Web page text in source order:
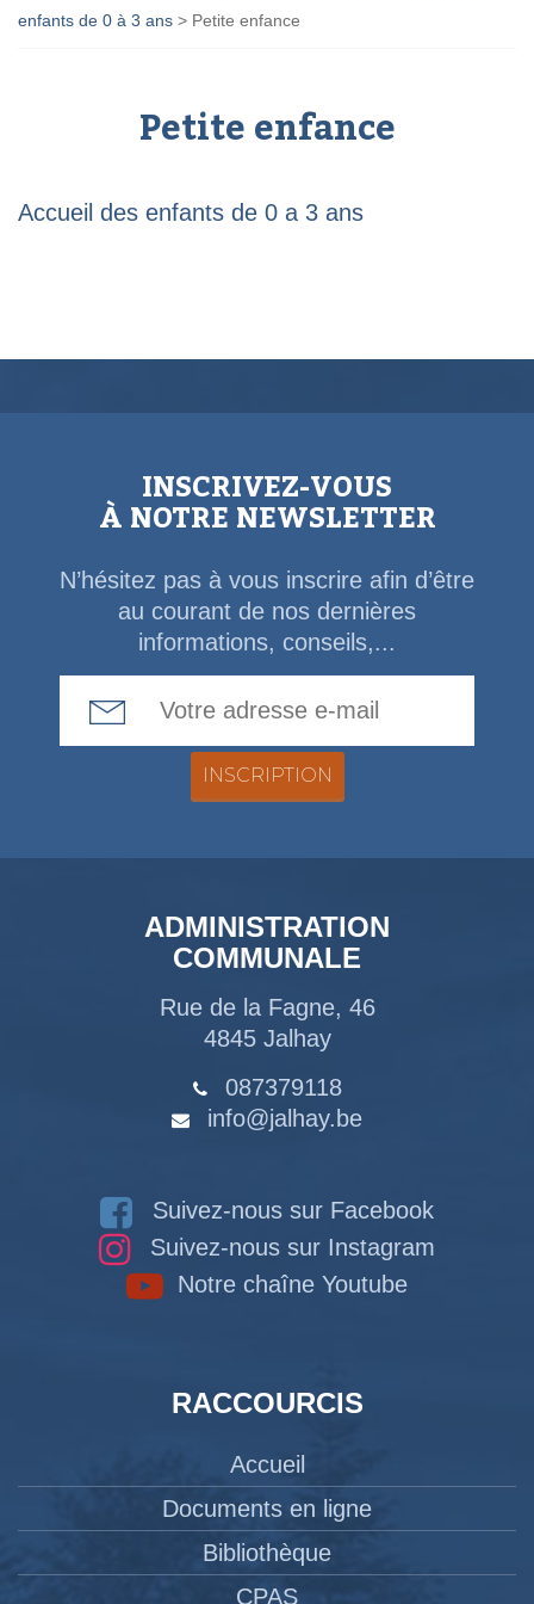
enfants de 0 à 3 ans > Petite enfance
Petite enfance
Accueil des enfants de 0 a 3 ans
INSCRIVEZ-VOUS
À NOTRE NEWSLETTER
N’hésitez pas à vous inscrire afin d’être
au courant de nos dernières
informations, conseils,...
ADMINISTRATION
COMMUNALE
Rue de la Fagne, 46
4845 Jalhay
087379118
info@jalhay.be
Suivez-nous sur Facebook
Suivez-nous sur Instagram
Notre chaîne Youtube
RACCOURCIS
Accueil
Documents en ligne
Bibliothèque
CPAS